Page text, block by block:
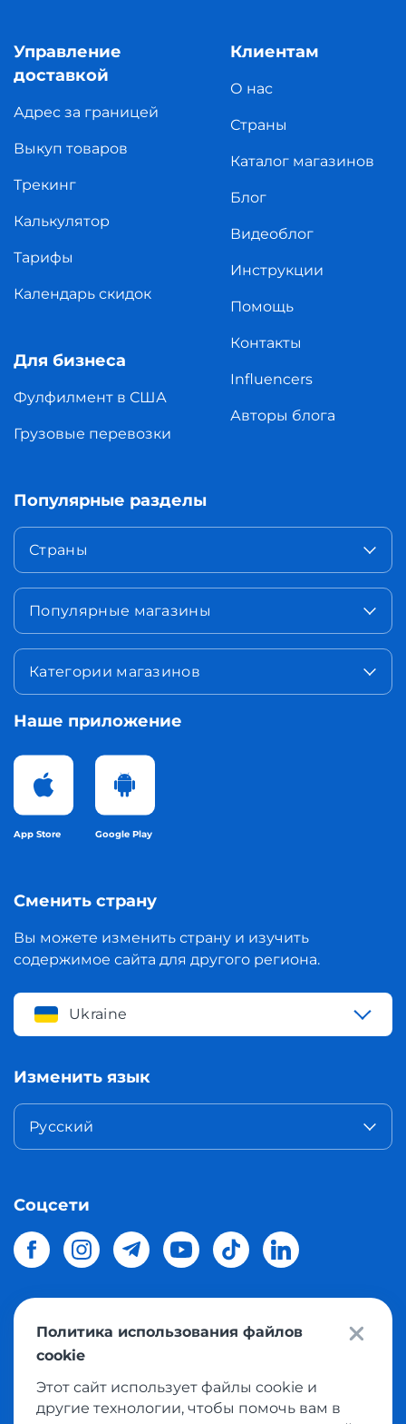
Управление
доставкой
Адрес за границей
Выкуп товаров
Трекинг
Калькулятор
Тарифы
Календарь скидок
Для бизнеса
Фулфилмент в США
Грузовые перевозки
Клиентам
О нас
Страны
Каталог магазинов
Блог
Видеоблог
Инструкции
Помощь
Контакты
Influencers
Авторы блога
Популярные разделы
Страны
Популярные магазины
Категории магазинов
Наше приложение
App Store Google Play
Сменить страну
Вы можете изменить страну и изучить
содержимое сайта для другого региона.
Ukraine
Изменить язык
Русский
Соцсети
© 2026 Meest Shoppingдоставка покупок с интернет
магазинов мира в Украину.
Политика конфиденциальности
Политика использования файлов
cookie
Этот сайт использует файлы cookie и
другие технологии, чтобы помочь вам в